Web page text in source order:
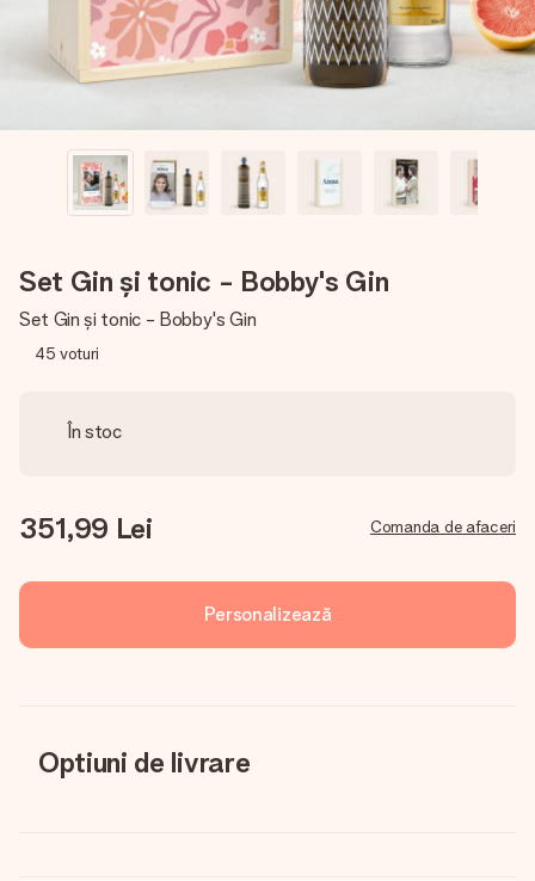
Set Gin și tonic - Bobby's Gin
Set Gin și tonic - Bobby's Gin
45 voturi
În stoc
351,99 Lei Comanda de afaceri
Personalizează
Optiuni de livrare